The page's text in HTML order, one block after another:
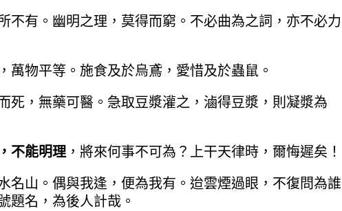
不有。幽明之理，莫得而窮。不必曲為之詞，亦不必力
萬物平等。施食及於烏鳶，愛惜及於蟲鼠。
死，無藥可醫。急取豆漿灌之，滷得豆漿，則凝漿為
不能明理，將來何事不可為？上干天律時，爾悔遲矣！
名山。偶與我逢，便為我有。迨雲煙過眼，不復問為誰
題名，為後人計哉。